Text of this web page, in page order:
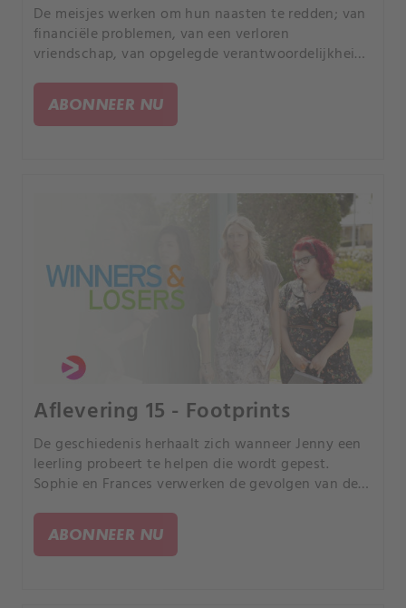
De meisjes werken om hun naasten te redden; van
financiële problemen, van een verloren
vriendschap, van opgelegde verantwoordelijkheid
veranderen.
ABONNEER NU
Aflevering 15 - Footprints
De geschiedenis herhaalt zich wanneer Jenny een
leerling probeert te helpen die wordt gepest.
Sophie en Frances verwerken de gevolgen van de
ABONNEER NU